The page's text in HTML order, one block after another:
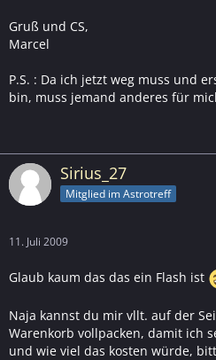
Gruß und CS,
Marcel
P.S. : Da ich jetzt weg muss und
bin, muss jemand anderes für
Sirius_27
Mitglied im Astrotreff
11. Juli 2009
Glaub kaum das das ein Flash ist
Naja kannst du mir vllt. auf der
Warenkorb vollpacken, damit ich
und wie viel das kosten würde,